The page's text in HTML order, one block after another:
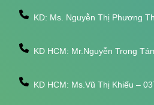
KD: Ms. Nguyễn Thị Phương
KD HCM: Mr.Nguyễn Trọng
KD HCM: Ms.Vũ Thị Khiếu –